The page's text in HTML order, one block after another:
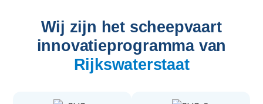
Wij zijn het scheepvaart
innovatieprogramma van
Rijkswaterstaat